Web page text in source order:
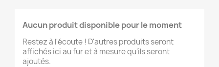
Aucun produit disponible pour le moment
Restez à l'écoute ! D'autres produits seront
affichés ici au fur et à mesure qu'ils seront
ajoutés.